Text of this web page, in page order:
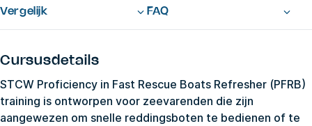
Vergelijk
FAQ
Cursusdetails
STCW Proficiency in Fast Rescue Boats Refresher (PFRB)
training is ontworpen voor zeevarenden die zijn
aangewezen om snelle reddingsboten te bedienen of te